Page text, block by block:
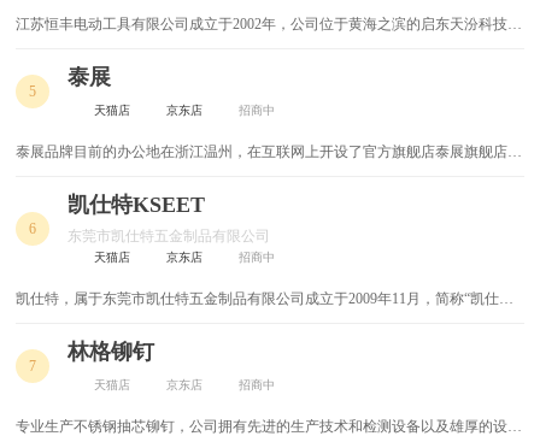
气动工具
空气开关 工具箱
千斤顶
继电器
电动螺丝刀 钻头
扳手
油锯 水平仪
江苏恒丰电动工具有限公司成立于2002年，公司位于黄海之滨的启东天汾科技五
业。2008年开始从一个纯加工企业成功转型为有自主研发能力的开发型企业。
5
泰展
天猫店 京东店 招商中
泰展品牌目前的办公地在浙江温州，在互联网上开设了官方旗舰店泰展旗舰店，
受广大用户们的喜爱，虽然泰展已经取得一些不错的成绩，但并没有放慢前进的
步伐，仍在为成为行业中的最顶尖品牌努力
6
凯仕特KSEET
东莞市凯仕特五金制品有限公司
天猫店 京东店 招商中
凯仕特，属于东莞市凯仕特五金制品有限公司成立于2009年11月，简称“凯仕特
司以专业品质、用心服务、诚信为本的经营理念深受国内外顾客的青睐，产品遍
布全国各地，远销越南，泰国等海外多个国家和地区。
7
林格铆钉
天猫店 京东店 招商中
专业生产不锈钢抽芯铆钉，公司拥有先进的生产技术和检测设备以及雄厚的设计